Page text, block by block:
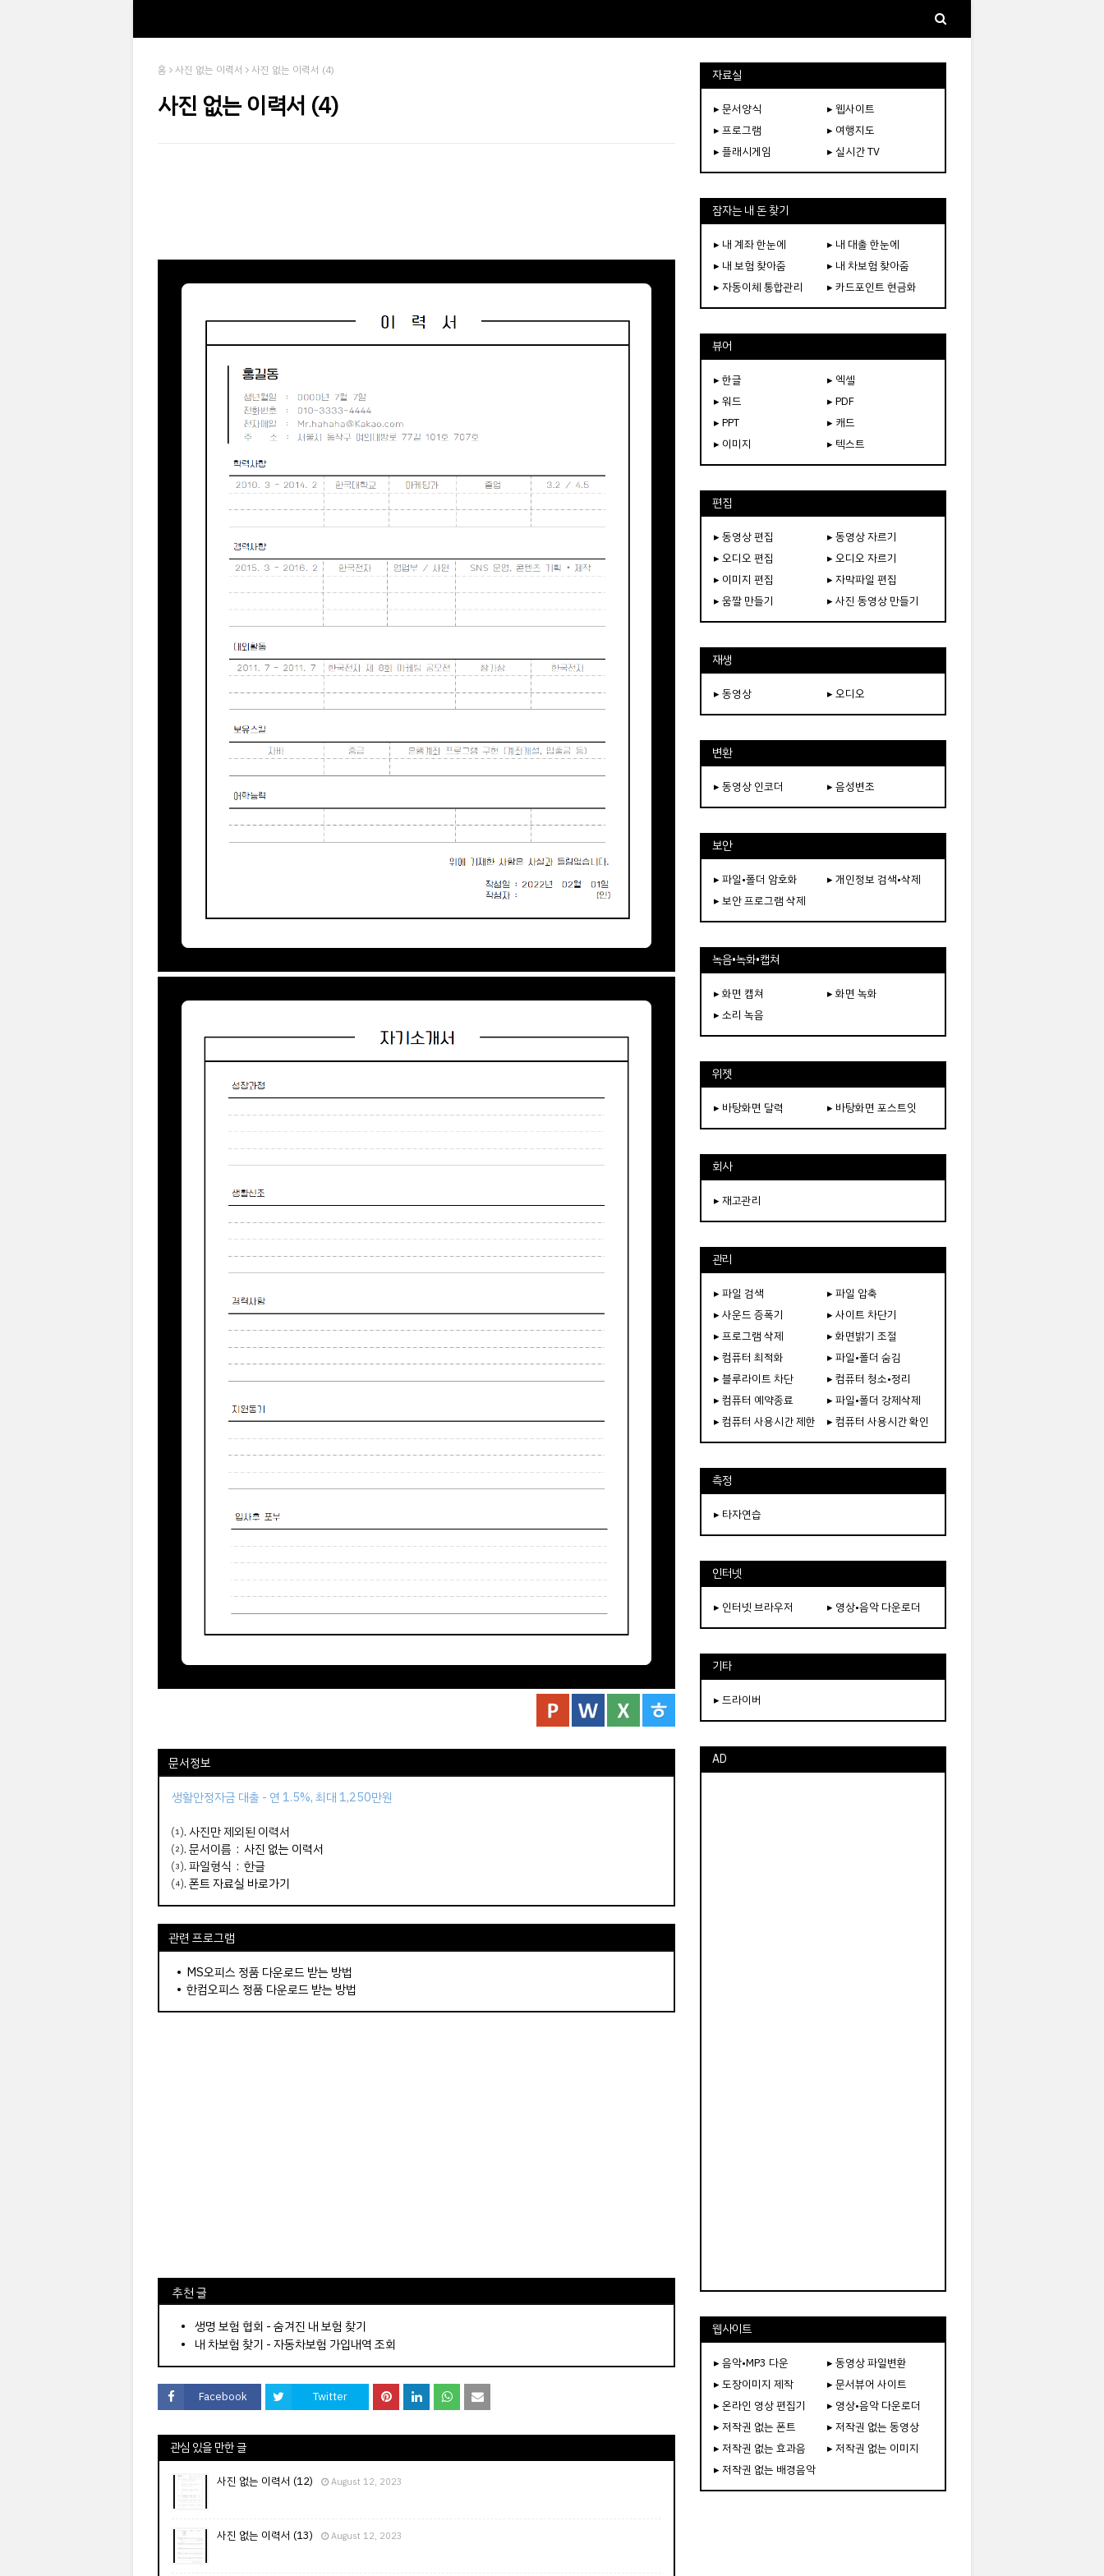
홈 사진 없는 이력서 사진 없는 이력서 (4)
사진 없는 이력서 (4)
문서정보
생활안정자금 대출 - 연 1.5%, 최대 1,250만원
⑴. 사진만 제외된 이력서
⑵. 문서이름 : 사진 없는 이력서
⑶. 파일형식 : 한글
⑷.폰트 자료실 바로가기
관련 프로그램
• MS오피스 정품 다운로드 받는 방법
• 한컴오피스 정품 다운로드 받는 방법
⠀추천 글
⠀­­­­­­­­؜؜؜؜­­­­­­­­؜؜؜؜• 생명 보험 협회 - 숨겨진 내 보험 찾기
내 차보험 찾기 - 자동차보험 가입내역 조회
Facebook Twitter
관심 있을 만한 글
사진 없는 이력서 (12) August 12, 2023
사진 없는 이력서 (13) August 12, 2023
자료실
▸ 문서양식
▸ 웹사이트
▸ 프로그램
▸ 여행지도
▸ 플래시게임
▸ 실시간 TV
잠자는 내 돈 찾기
▸ 내 계좌 한눈에
▸ 내 대출 한눈에
▸ 내 보험 찾아줌
▸ 내 차보험 찾아줌
▸ 자동이체 통합관리
▸ 카드포인트 현금화
뷰어
▸ 한글
▸ 엑셀
▸ 워드
▸ PDF
▸ PPT
▸ 캐드
▸ 이미지
▸ 텍스트
편집
▸ 동영상 편집
▸ 동영상 자르기
▸ 오디오 편집
▸ 오디오 자르기
▸ 이미지 편집
▸ 자막파일 편집
▸ 움짤 만들기
▸ 사진 동영상 만들기
재생
▸ 동영상 ▸ 오디오
변환
▸ 동영상 인코더 ▸ 음성변조
보안
▸ 파일•폴더 암호화
▸ 개인정보 검색•삭제
▸ 보안 프로그램 삭제
녹음•녹화•캡쳐
▸ 화면 캡쳐
▸ 화면 녹화
▸ 소리 녹음
위젯
▸ 바탕화면 달력 ▸ 바탕화면 포스트잇
회사
▸ 재고관리
관리
▸ 파일 검색
▸ 파일 압축
▸ 사운드 증폭기
▸ 사이트 차단기
▸ 프로그램 삭제
▸ 화면밝기 조절
▸ 컴퓨터 최적화
▸ 파일•폴더 숨김
▸ 블루라이트 차단
▸ 컴퓨터 청소•정리
▸ 컴퓨터 예약종료
▸ 파일•폴더 강제삭제
▸ 컴퓨터 사용시간 제한
▸ 컴퓨터 사용시간 확인
측정
▸ 타자연습
인터넷
▸ 인터넷 브라우저 ▸ 영상•음악 다운로더
기타
▸ 드라이버
AD
웹사이트
▸ 음악•MP3 다운
▸ 동영상 파일변환
▸ 도장이미지 제작
▸ 문서뷰어 사이트
▸ 온라인 영상 편집기
▸ 영상•음악 다운로더
▸ 저작권 없는 폰트
▸ 저작권 없는 동영상
▸ 저작권 없는 효과음
▸ 저작권 없는 이미지
▸ 저작권 없는 배경음악